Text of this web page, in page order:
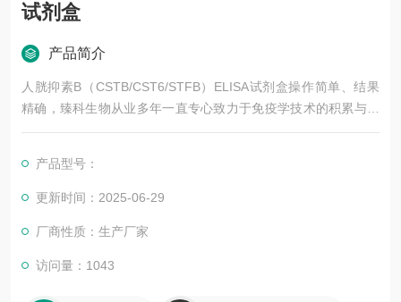
试剂盒
产品简介
人胱抑素B（CSTB/CST6/STFB）ELISA试剂盒操作简单、结果
精确，臻科生物从业多年一直专心致力于免疫学技术的积累与发
展，以其优质的产品质量与专业的技术服务，赢得业内广大人士
的合作关系，共同努力合作共赢。
产品型号：
更新时间：2025-06-29
厂商性质：生产厂家
访问量：1043